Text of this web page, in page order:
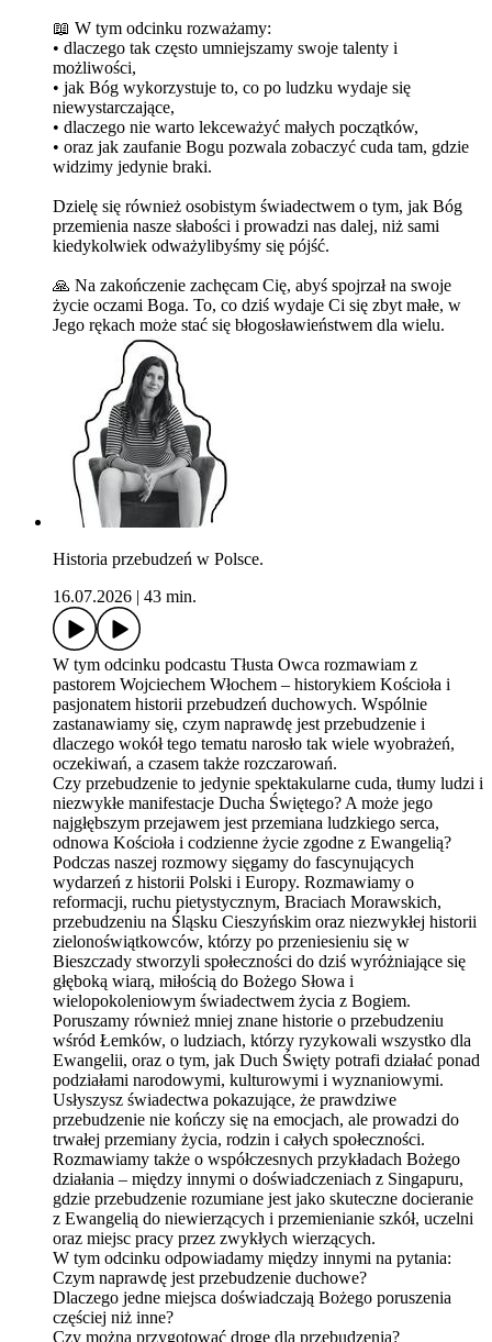
📖 W tym odcinku rozważamy:
• dlaczego tak często umniejszamy swoje talenty i
możliwości,
• jak Bóg wykorzystuje to, co po ludzku wydaje się
niewystarczające,
• dlaczego nie warto lekceważyć małych początków,
• oraz jak zaufanie Bogu pozwala zobaczyć cuda tam, gdzie
widzimy jedynie braki.
Dzielę się również osobistym świadectwem o tym, jak Bóg
przemienia nasze słabości i prowadzi nas dalej, niż sami
kiedykolwiek odważylibyśmy się pójść.
🙏 Na zakończenie zachęcam Cię, abyś spojrzał na swoje
życie oczami Boga. To, co dziś wydaje Ci się zbyt małe, w
Jego rękach może stać się błogosławieństwem dla wielu.
Historia przebudzeń w Polsce.
16.07.2026
43 min.
W tym odcinku podcastu Tłusta Owca rozmawiam z
pastorem Wojciechem Włochem – historykiem Kościoła i
pasjonatem historii przebudzeń duchowych. Wspólnie
zastanawiamy się, czym naprawdę jest przebudzenie i
dlaczego wokół tego tematu narosło tak wiele wyobrażeń,
oczekiwań, a czasem także rozczarowań.
Czy przebudzenie to jedynie spektakularne cuda, tłumy ludzi i
niezwykłe manifestacje Ducha Świętego? A może jego
najgłębszym przejawem jest przemiana ludzkiego serca,
odnowa Kościoła i codzienne życie zgodne z Ewangelią?
Podczas naszej rozmowy sięgamy do fascynujących
wydarzeń z historii Polski i Europy. Rozmawiamy o
reformacji, ruchu pietystycznym, Braciach Morawskich,
przebudzeniu na Śląsku Cieszyńskim oraz niezwykłej historii
zielonoświątkowców, którzy po przeniesieniu się w
Bieszczady stworzyli społeczności do dziś wyróżniające się
głęboką wiarą, miłością do Bożego Słowa i
wielopokoleniowym świadectwem życia z Bogiem.
Poruszamy również mniej znane historie o przebudzeniu
wśród Łemków, o ludziach, którzy ryzykowali wszystko dla
Ewangelii, oraz o tym, jak Duch Święty potrafi działać ponad
podziałami narodowymi, kulturowymi i wyznaniowymi.
Usłyszysz świadectwa pokazujące, że prawdziwe
przebudzenie nie kończy się na emocjach, ale prowadzi do
trwałej przemiany życia, rodzin i całych społeczności.
Rozmawiamy także o współczesnych przykładach Bożego
działania – między innymi o doświadczeniach z Singapuru,
gdzie przebudzenie rozumiane jest jako skuteczne docieranie
z Ewangelią do niewierzących i przemienianie szkół, uczelni
oraz miejsc pracy przez zwykłych wierzących.
W tym odcinku odpowiadamy między innymi na pytania:
Czym naprawdę jest przebudzenie duchowe?
Dlaczego jedne miejsca doświadczają Bożego poruszenia
częściej niż inne?
Czy można przygotować drogę dla przebudzenia?